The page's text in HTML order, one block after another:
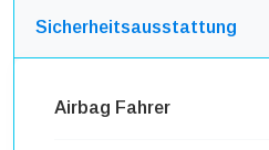
Sicherheitsausstattung
Airbag Fahrer